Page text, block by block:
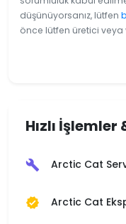
düşünüyorsanız, lütfen
önce lütfen üretici veya
Hızlı İşlemler
build Arctic Cat
verified Arctic Cat